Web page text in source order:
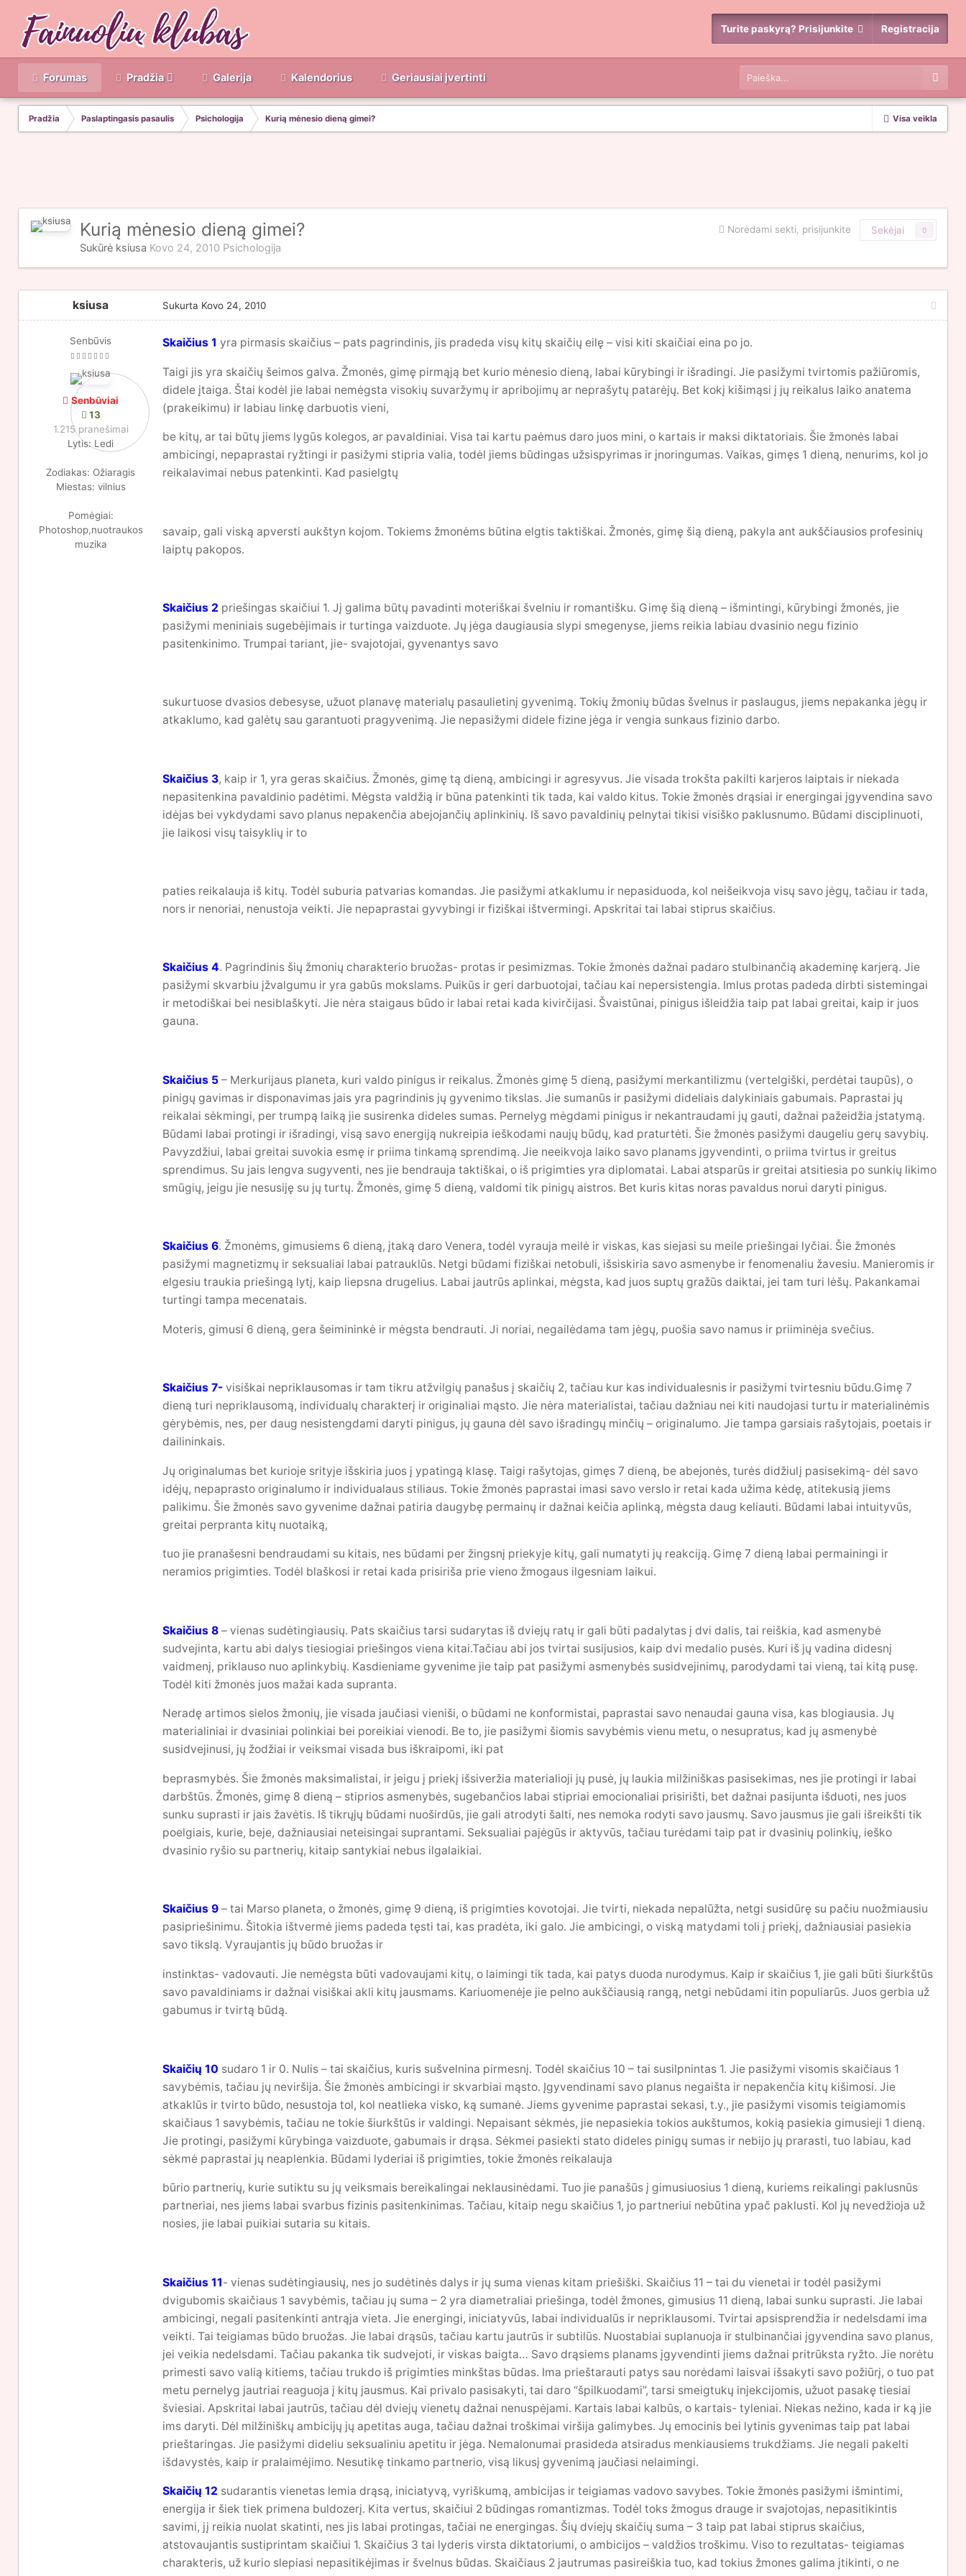
Turite paskyrą? Prisijunkite Registracija
Forumas Pradžia Galerija Kalendorius Geriausiai įvertinti
Visa veikla
Pradžia Paslaptingasis pasaulis Psichologija Kurią mėnesio dieną gimei?
Norėdami sekti, prisijunkite Sekėjai 0
Kurią mėnesio dieną gimei?
Sukūrė ksiusa Kovo 24, 2010 Psichologija
ksiusa
Senbūvis
Senbūviai
13
1.215 pranešimai
Lytis: Ledi
Zodiakas: Ožiaragis
Miestas: vilnius
Pomėgiai:
Photoshop,nuotraukos
muzika
Sukurta Kovo 24, 2010
Skaičius 1 yra pirmasis skaičius – pats pagrindinis, jis pradeda visų kitų skaičių eilę – visi kiti skaičiai eina po jo.
Taigi jis yra skaičių šeimos galva. Žmonės, gimę pirmąją bet kurio mėnesio dieną, labai kūrybingi ir išradingi. Jie pasižymi tvirtomis pažiūromis,
didele įtaiga. Štai kodėl jie labai nemėgs­ta visokių suvaržymų ir apribojimų ar neprašytų patarėjų. Bet kokį kišimąsi į jų reikalus laiko anatema
(prakeikimu) ir labiau linkę darbuotis vieni,
be kitų, ar tai būtų jiems lygūs kolegos, ar pavaldiniai. Visa tai kartu paėmus daro juos mini, o kartais ir maksi diktatoriais. Šie žmonės labai
ambicingi, nepaprastai ryžtingi ir pasižymi stipria valia, todėl jiems būdingas užsispyrimas ir įnoringumas. Vaikas, gimęs 1 dieną, nenurims, kol jo
reikalavimai nebus patenkinti. Kad pasielgtų
savaip, gali viską apversti aukštyn kojom. Tokiems žmonėms būtina elgtis taktiškai. Žmonės, gimę šią dieną, pakyla ant aukščiausios profesinių
laiptų pakopos.
Skaičius 2 priešingas skaičiui 1. Jį galima būtų pavadinti moteriškai švelniu ir romantišku. Gimę šią dieną – išmintingi, kūrybingi žmonės, jie
pasižymi meniniais sugebėjimais ir turtinga vaizduote. Jų jėga daugiausia slypi smegenyse, jiems reikia labiau dvasinio negu fizinio
pasitenkinimo. Trumpai tariant, jie- svajotojai, gyvenantys savo
sukurtuose dvasios debesyse, užuot planavę materialų pasaulietinį gyvenimą. Tokių žmonių būdas švelnus ir paslaugus, jiems nepakanka jėgų ir
atkaklumo, kad galėtų sau garantuoti pragyvenimą. Jie nepasižymi didele fizine jėga ir vengia sunkaus fizinio darbo.
Skaičius 3, kaip ir 1, yra geras skaičius. Žmonės, gimę tą dieną, ambicingi ir agresyvus. Jie visada trokšta pakilti karjeros laiptais ir niekada
nepasitenkina pavaldinio padėtimi. Mėgsta valdžią ir būna patenkinti tik tada, kai valdo kitus. Tokie žmonės drąsiai ir energingai įgyvendina savo
idėjas bei vykdydami savo planus nepakenčia abejojančių aplinkinių. Iš savo pavaldinių pelnytai tikisi visiško paklusnumo. Būdami disciplinuoti,
jie laikosi visų taisyklių ir to
paties reikalauja iš kitų. Todėl suburia patvarias komandas. Jie pasižymi atkaklumu ir nepasiduoda, kol neišeikvoja visų savo jėgų, tačiau ir tada,
nors ir nenoriai, nenustoja veikti. Jie nepaprastai gyvybingi ir fiziškai ištvermingi. Apskritai tai labai stiprus skaičius.
Skaičius 4. Pagrindinis šių žmonių charakterio bruožas- protas ir pesimizmas. Tokie žmonės dažnai padaro stulbinančią akademinę karjerą. Jie
pasižymi skvarbiu įžvalgumu ir yra gabūs mokslams. Puikūs ir geri darbuotojai, tačiau kai nepersistengia. Imlus protas padeda dirbti sistemingai
ir metodiškai bei nesiblaškyti. Jie nėra staigaus būdo ir labai retai kada kivirčijasi. Švaistūnai, pinigus išleidžia taip pat labai greitai, kaip ir juos
gauna.
Skaičius 5 – Merkurijaus planeta, kuri valdo pinigus ir reikalus. Žmonės gimę 5 dieną, pasižymi merkantilizmu (vertelgiški, perdėtai taupūs), o
pinigų gavimas ir disponavimas jais yra pagrindinis jų gyvenimo tikslas. Jie sumanūs ir pasižymi dideliais dalykiniais gabumais. Paprastai jų
reikalai sėkmingi, per trumpą laiką jie susirenka dideles sumas. Pernelyg mėgdami pinigus ir nekantraudami jų gauti, dažnai pažeidžia įstatymą.
Būdami labai protingi ir išradingi, visą savo energiją nukreipia ieškodami naujų būdų, kad praturtėti. Šie žmonės pasižymi daugeliu gerų savybių.
Pavyzdžiui, labai greitai suvokia esmę ir priima tinkamą sprendimą. Jie neeikvoja laiko savo planams įgyvendinti, o priima tvirtus ir greitus
sprendimus. Su jais lengva sugyventi, nes jie bendrauja taktiškai, o iš prigimties yra diplomatai. Labai atsparūs ir greitai atsitiesia po sunkių likimo
smūgių, jeigu jie nesusiję su jų turtų. Žmonės, gimę 5 dieną, valdomi tik pinigų aistros. Bet kuris kitas noras pavaldus norui daryti pinigus.
Skaičius 6. Žmonėms, gimusiems 6 dieną, įtaką daro Venera, todėl vyrauja meilė ir viskas, kas siejasi su meile priešingai lyčiai. Šie žmonės
pasižymi magnetizmų ir seksualiai labai patrauklūs. Netgi būdami fiziškai netobuli, išsiskiria savo asmenybe ir fenomenaliu žavesiu. Manieromis ir
elgesiu traukia priešingą lytį, kaip liepsna drugelius. Labai jautrūs aplinkai, mėgsta, kad juos suptų gražūs daiktai, jei tam turi lėšų. Pakankamai
turtingi tampa mecenatais.
Moteris, gimusi 6 dieną, gera šeimininkė ir mėgsta bendrauti. Ji noriai, negailėdama tam jėgų, puošia savo namus ir priiminėja svečius.
Skaičius 7- visiškai nepriklausomas ir tam tikru atžvilgių panašus į skaičių 2, tačiau kur kas individualesnis ir pasižymi tvirtesniu būdu.Gimę 7
dieną turi nepriklausomą, individualų charakterį ir originaliai mąsto. Jie nėra materialistai, tačiau dažniau nei kiti naudojasi turtu ir materialinėmis
gėrybėmis, nes, per daug nesistengdami daryti pinigus, jų gauna dėl savo išradingų minčių – originalumo. Jie tampa garsiais rašytojais, poetais ir
dailininkais.
Jų originalumas bet kurioje srityje išskiria juos į ypatingą klasę. Taigi rašytojas, gimęs 7 dieną, be abejonės, turės didžiulį pasisekimą- dėl savo
idėjų, nepaprasto originalumo ir individualaus stiliaus. Tokie žmonės paprastai imasi savo verslo ir retai kada užima kėdę, atitekusią jiems
palikimu. Šie žmonės savo gyvenime dažnai patiria daugybę permainų ir dažnai keičia aplinką, mėgsta daug keliauti. Būdami labai intuityvūs,
greitai perpranta kitų nuotaiką,
tuo jie pranašesni bendraudami su kitais, nes būdami per žingsnį priekyje kitų, gali numatyti jų reakciją. Gimę 7 dieną labai permainingi ir
neramios prigimties. Todėl blaškosi ir retai kada prisiriša prie vieno žmogaus ilgesniam laikui.
Skaičius 8 – vienas sudėtingiausių. Pats skaičius tarsi sudarytas iš dviejų ratų ir gali būti padalytas į dvi dalis, tai reiškia, kad asmenybė
sudvejinta, kartu abi dalys tiesiogiai priešingos viena kitai.Tačiau abi jos tvirtai susijusios, kaip dvi medalio pusės. Kuri iš jų vadina didesnį
vaidmenį, priklauso nuo aplinkybių. Kasdieniame gyvenime jie taip pat pasižymi asmenybės susidvejinimų, parodydami tai vieną, tai kitą pusę.
Todėl kiti žmonės juos mažai kada supranta.
Neradę artimos sielos žmonių, jie visada jaučiasi vieniši, o būdami ne konformistai, paprastai savo nenaudai gauna visa, kas blogiausia. Jų
materialiniai ir dvasiniai polinkiai bei poreikiai vienodi. Be to, jie pasižymi šiomis savybėmis vienu metu, o nesupratus, kad jų asmenybė
susidvejinusi, jų žodžiai ir veiksmai visada bus iškraipomi, iki pat
beprasmybės. Šie žmonės maksimalistai, ir jeigu į priekį išsiveržia materialioji jų pusė, jų laukia milžiniškas pasisekimas, nes jie protingi ir labai
darbštūs. Žmonės, gimę 8 dieną – stiprios asmenybės, sugebančios labai stipriai emocionaliai prisirišti, bet dažnai pasijunta išduoti, nes juos
sunku suprasti ir jais žavėtis. Iš tikrųjų būdami nuoširdūs, jie gali atrodyti šalti, nes nemoka rodyti savo jausmų. Savo jausmus jie gali išreikšti tik
poelgiais, kurie, beje, dažniausiai neteisingai suprantami. Seksualiai pajėgūs ir aktyvūs, tačiau turėdami taip pat ir dvasinių polinkių, ieško
dvasinio ryšio su partnerių, kitaip santykiai nebus ilgalaikiai.
Skaičius 9 – tai Marso planeta, o žmonės, gimę 9 dieną, iš prigimties kovotojai. Jie tvirti, niekada nepalūžta, netgi susidūrę su pačiu nuožmiausiu
pasipriešinimu. Šitokia ištvermė jiems padeda tęsti tai, kas pradėta, iki galo. Jie ambicingi, o viską matydami toli į priekį, dažniausiai pasiekia
savo tikslą. Vyraujantis jų būdo bruožas ir
instinktas- vadovauti. Jie nemėgsta būti vadovaujami kitų, o laimingi tik tada, kai patys duoda nurodymus. Kaip ir skaičius 1, jie gali būti šiurkštūs
savo pavaldiniams ir dažnai visiškai akli kitų jausmams. Kariuomenėje jie pelno aukščiausią rangą, netgi nebūdami itin populiarūs. Juos gerbia už
gabumus ir tvirtą būdą.
Skaičių 10 sudaro 1 ir 0. Nulis – tai skaičius, kuris sušvelnina pirmesnį. Todėl skaičius 10 – tai susilpnintas 1. Jie pasižymi visomis skaičiaus 1
savybėmis, tačiau jų neviršija. Šie žmonės ambicingi ir skvarbiai mąsto. Įgyvendinami savo planus negaišta ir nepakenčia kitų kišimosi. Jie
atkaklūs ir tvirto būdo, nesustoja tol, kol neatlieka visko, ką sumanė. Jiems gyvenime paprastai sekasi, t.y., jie pasižymi visomis teigiamomis
skaičiaus 1 savybėmis, tačiau ne tokie šiurkštūs ir valdingi. Nepaisant sėkmės, jie nepasiekia tokios aukštumos, kokią pasiekia gimusieji 1 dieną.
Jie protingi, pasižymi kūrybinga vaizduote, gabumais ir drąsa. Sėkmei pasiekti stato dideles pinigų sumas ir nebijo jų prarasti, tuo labiau, kad
sėkmė paprastai jų neaplenkia. Būdami lyderiai iš prigimties, tokie žmonės reikalauja
būrio partnerių, kurie sutiktu su jų veiksmais bereikalingai neklausinėdami. Tuo jie panašūs į gimusiuosius 1 dieną, kuriems reikalingi paklusnūs
partneriai, nes jiems labai svarbus fizinis pasitenkinimas. Tačiau, kitaip negu skaičius 1, jo partneriui nebūtina ypač paklusti. Kol jų nevedžioja už
nosies, jie labai puikiai sutaria su kitais.
Skaičius 11- vienas sudėtingiausių, nes jo sudėtinės dalys ir jų suma vienas kitam priešiški. Skaičius 11 – tai du vienetai ir todėl pasižymi
dvigubomis skaičiaus 1 savybėmis, tačiau jų suma – 2 yra diametraliai priešinga, todėl žmones, gimusius 11 dieną, labai sunku suprasti. Jie labai
ambicingi, negali pasitenkinti antrąja vieta. Jie energingi, iniciatyvūs, labai individualūs ir nepriklausomi. Tvirtai apsisprendžia ir nedelsdami ima
veikti. Tai teigiamas būdo bruožas. Jie labai drąsūs, tačiau kartu jautrūs ir subtilūs. Nuostabiai suplanuoja ir stulbinančiai įgyvendina savo planus,
jei veikia nedelsdami. Tačiau pakanka tik sudvejoti, ir viskas baigta… Savo drąsiems planams įgyvendinti jiems dažnai pritrūksta ryžto. Jie norėtu
primesti savo valią kitiems, tačiau trukdo iš prigimties minkštas būdas. Ima prieštarauti patys sau norėdami laisvai išsakyti savo požiūrį, o tuo pat
metu pernelyg jautriai reaguoja į kitų jausmus. Kai privalo pasisakyti, tai daro “špilkuodami”, tarsi smeigtukų injekcijomis, užuot pasakę tiesiai
šviesiai. Apskritai labai jautrūs, tačiau dėl dviejų vienetų dažnai nenuspėjami. Kartais labai kalbūs, o kartais- tyleniai. Niekas nežino, kada ir ką jie
ims daryti. Dėl milžiniškų ambicijų jų apetitas auga, tačiau dažnai troškimai viršija galimybes. Jų emocinis bei lytinis gyvenimas taip pat labai
prieštaringas. Jie pasižymi dideliu seksualiniu apetitu ir jėga. Nemalonumai prasideda atsiradus menkiausiems trukdžiams. Jie negali pakelti
išdavystės, kaip ir pralaimėjimo. Nesutikę tinkamo partnerio, visą likusį gyvenimą jaučiasi nelaimingi.
Skaičių 12 sudarantis vienetas lemia drąsą, iniciatyvą, vyriškumą, ambicijas ir teigiamas vadovo savybes. Tokie žmonės pasižymi išmintimi,
energija ir šiek tiek primena buldozerį. Kita vertus, skaičiui 2 būdingas romantizmas. Todėl toks žmogus drauge ir svajotojas, nepasitikintis
savimi, jį reikia nuolat skatinti, nes jis labai protingas, tačiai ne energingas. Šių dviejų skaičių suma – 3 taip pat labai stiprus skaičius,
atstovaujantis sustiprintam skaičiui 1. Skaičius 3 tai lyderis virsta diktatoriumi, o ambicijos – valdžios troškimu. Viso to rezultatas- teigiamas
charakteris, už kurio slepiasi nepasitikėjimas ir švelnus būdas. Skaičiaus 2 jautrumas pasireiškia tuo, kad tokius žmones galima įtikinti, o ne